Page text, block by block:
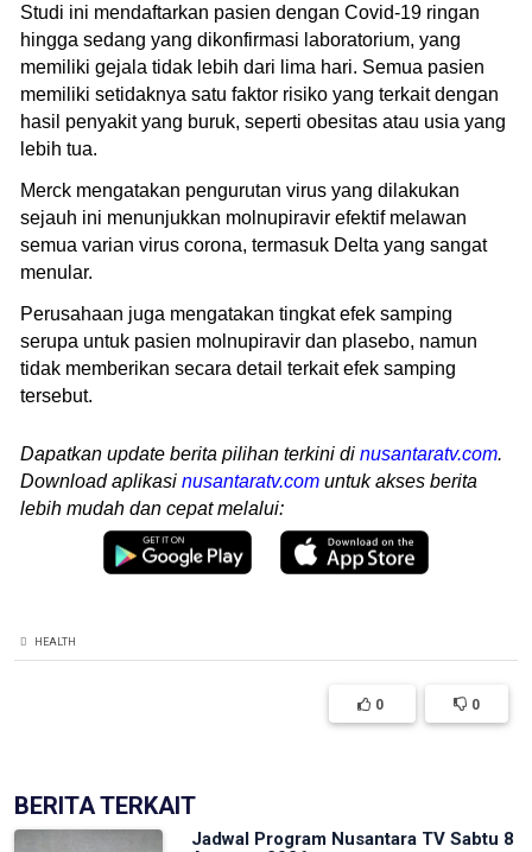
Studi ini mendaftarkan pasien dengan Covid-19 ringan
hingga sedang yang dikonfirmasi laboratorium, yang
memiliki gejala tidak lebih dari lima hari. Semua pasien
memiliki setidaknya satu faktor risiko yang terkait dengan
hasil penyakit yang buruk, seperti obesitas atau usia yang
lebih tua.
Merck mengatakan pengurutan virus yang dilakukan
sejauh ini menunjukkan molnupiravir efektif melawan
semua varian virus corona, termasuk Delta yang sangat
menular.
Perusahaan juga mengatakan tingkat efek samping
serupa untuk pasien molnupiravir dan plasebo, namun
tidak memberikan secara detail terkait efek samping
tersebut.
Dapatkan update berita pilihan terkini di nusantaratv.com.
Download aplikasi nusantaratv.com untuk akses berita
lebih mudah dan cepat melalui:
HEALTH
0 0
BERITA TERKAIT
Jadwal Program Nusantara TV Sabtu 8